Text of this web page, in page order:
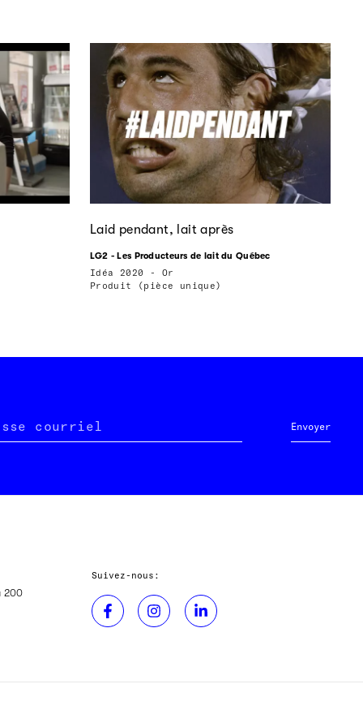
Laid pendant, lait après
LG2 - Les Producteurs de lait du Québec
Idéa 2020 - Or
Produit (pièce unique)
courriel Envoyer
200
Suivez-nous: